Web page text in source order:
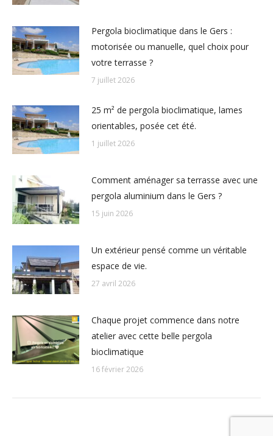
Pergola bioclimatique dans le Gers :
motorisée ou manuelle, quel choix pour
votre terrasse ?
7 juillet 2026
25 m² de pergola bioclimatique, lames
orientables, posée cet été.
1 juillet 2026
Comment aménager sa terrasse avec une
pergola aluminium dans le Gers ?
15 juin 2026
Un extérieur pensé comme un véritable
espace de vie.
27 avril 2026
Chaque projet commence dans notre
atelier avec cette belle pergola
bioclimatique
16 février 2026